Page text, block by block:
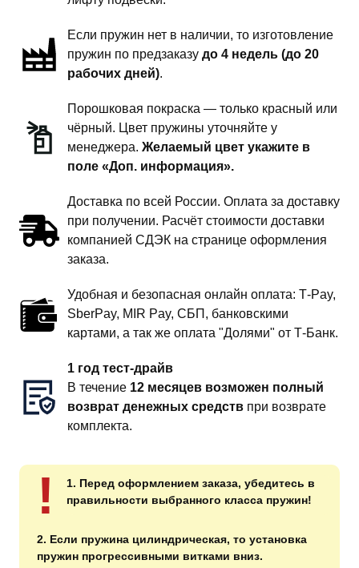
Если пружин нет в наличии, то изготовление
пружин по предзаказу до 4 недель (до 20
рабочих дней).
Порошковая покраска — только красный или
чёрный. Цвет пружины уточняйте у
менеджера. Желаемый цвет укажите в
поле «Доп. информация».
Доставка по всей России. Оплата за доставку
при получении. Расчёт стоимости доставки
компанией СДЭК на странице оформления
заказа.
Удобная и безопасная онлайн оплата: T‑Pay,
SberPay, MIR Pay, СБП, банковскими
картами, а так же оплата "Долями" от Т-Банк.
1 год тест-драйв
В течение 12 месяцев возможен полный
возврат денежных средств при возврате
комплекта.
!
1. Перед оформлением заказа, убедитесь в
правильности выбранного класса пружин!
2. Если пружина цилиндрическая, то установка
пружин прогрессивными витками вниз.